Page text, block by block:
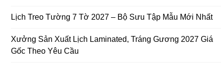
Lịch Treo Tường 7 Tờ 2027 – Bộ Sưu Tập Mẫu Mới Nhất
Xưởng Sản Xuất Lịch Laminated, Tráng Gương 2027 Giá
Gốc Theo Yêu Cầu